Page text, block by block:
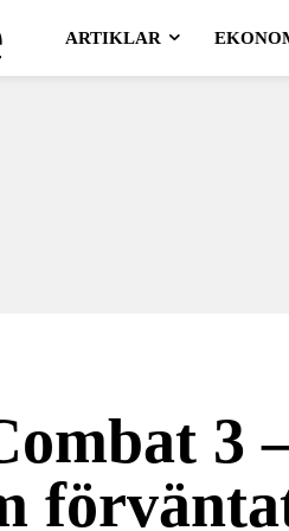
ARTIKLAR
3